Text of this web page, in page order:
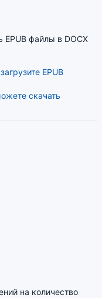
EPUB файлы в DOCX
EPUB
скачать
на количество